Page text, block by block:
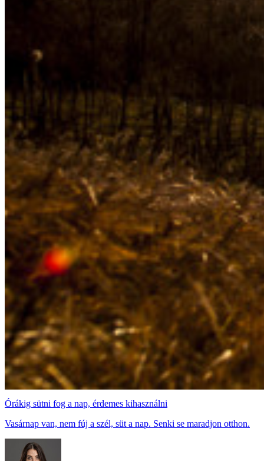
Órákig sütni fog a nap, érdemes kihasználni
Vasárnap van, nem fúj a szél, süt a nap. Senki se maradjon otthon.